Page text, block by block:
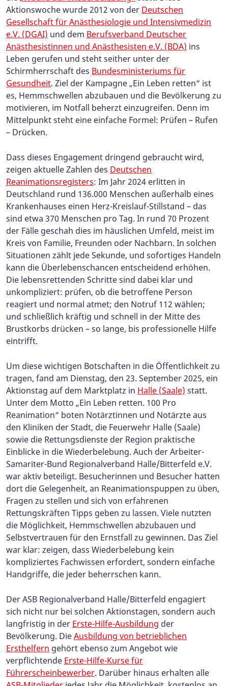
Aktionswoche wurde 2012 von der Deutschen
Gesellschaft für Anästhesiologie und Intensivmedizin
e.V. (DGAI) und dem Berufsverband Deutscher
Anästhesistinnen und Anästhesisten e.V. (BDA) ins
Leben gerufen und steht seither unter der
Schirmherrschaft des Bundesministeriums für
Gesundheit. Ziel der Kampagne „Ein Leben retten“ ist
es, Hemmschwellen abzubauen und die Bevölkerung zu
motivieren, im Notfall beherzt einzugreifen. Denn im
Mittelpunkt steht eine einfache Formel: Prüfen – Rufen
– Drücken.
Dass dieses Engagement dringend gebraucht wird,
zeigen aktuelle Zahlen des Deutschen
Reanimationsregisters: Im Jahr 2024 erlitten in
Deutschland rund 136.000 Menschen außerhalb eines
Krankenhauses einen Herz-Kreislauf-Stillstand – das
sind etwa 370 Menschen pro Tag. In rund 70 Prozent
der Fälle geschah dies im häuslichen Umfeld, meist im
Kreis von Familie, Freunden oder Nachbarn. In solchen
Situationen zählt jede Sekunde, und sofortiges Handeln
kann die Überlebenschancen entscheidend erhöhen.
Die lebensrettenden Schritte sind dabei klar und
unkompliziert: prüfen, ob die betroffene Person
reagiert und normal atmet; den Notruf 112 wählen;
und schließlich kräftig und schnell in der Mitte des
Brustkorbs drücken – so lange, bis professionelle Hilfe
eintrifft.
Um diese wichtigen Botschaften in die Öffentlichkeit zu
tragen, fand am Dienstag, den 23. September 2025, ein
Aktionstag auf dem Marktplatz in Halle (Saale) statt.
Unter dem Motto „Ein Leben retten. 100 Pro
Reanimation“ boten Notärztinnen und Notärzte aus
den Kliniken der Stadt, die Feuerwehr Halle (Saale)
sowie die Rettungsdienste der Region praktische
Einblicke in die Wiederbelebung. Auch der Arbeiter-
Samariter-Bund Regionalverband Halle/Bitterfeld e.V.
war aktiv beteiligt. Besucherinnen und Besucher hatten
dort die Gelegenheit, an Reanimationspuppen zu üben,
Fragen zu stellen und sich von erfahrenen
Rettungskräften Tipps geben zu lassen. Viele nutzten
die Möglichkeit, Hemmschwellen abzubauen und
Selbstvertrauen für den Ernstfall zu gewinnen. Das Ziel
war klar: zeigen, dass Wiederbelebung kein
kompliziertes Fachwissen erfordert, sondern einfache
Handgriffe, die jeder beherrschen kann.
Der ASB Regionalverband Halle/Bitterfeld engagiert
sich nicht nur bei solchen Aktionstagen, sondern auch
langfristig in der Erste-Hilfe-Ausbildung der
Bevölkerung. DieAusbildung von betrieblichen
Ersthelfern gehört ebenso zum Angebot wie
verpflichtende Erste-Hilfe-Kurse für
Führerscheinbewerber. Darüber hinaus erhalten alle